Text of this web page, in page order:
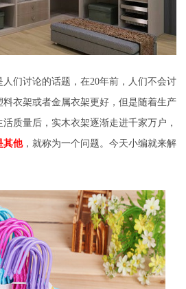
们讨论的话题，在20年前，人们不会讨
衣架或者金属衣架更好，但是随着生产
质量后，实木衣架逐渐走进千家万户，
其他，就称为一个问题。今天小编就来解